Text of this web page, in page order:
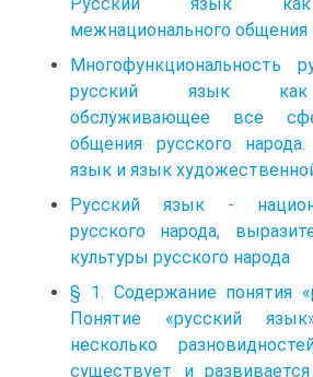
межнационального общения
Многофункциональность
русский язык как
обслуживающее все
общения русского
язык и язык
Русский язык -
русского народа,
культуры русского народа
§ 1. Содержание понятия
Понятие «русский
несколько
существует и